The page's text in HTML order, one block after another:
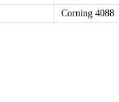
Corning 4088